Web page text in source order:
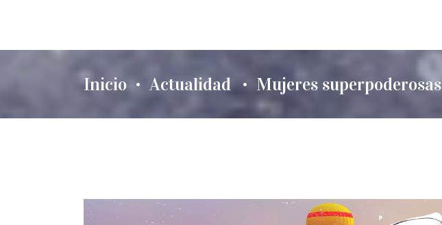
Inicio • Actualidad • Mujeres superpoderosas